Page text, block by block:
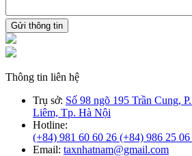
Gửi thông tin
Thông tin liên hệ
Trụ sở: Số 98 ngõ 195 Trần Cung,
Liêm, Tp. Hà Nội
Hotline:
(+84) 981 60 60 26 (+84) 986 25 06
Email: taxnhatnam@gmail.com